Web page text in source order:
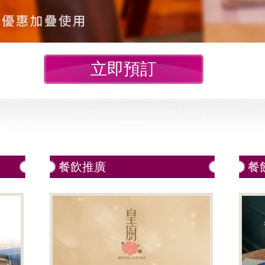
立即預訂
餐飲推廣 餐